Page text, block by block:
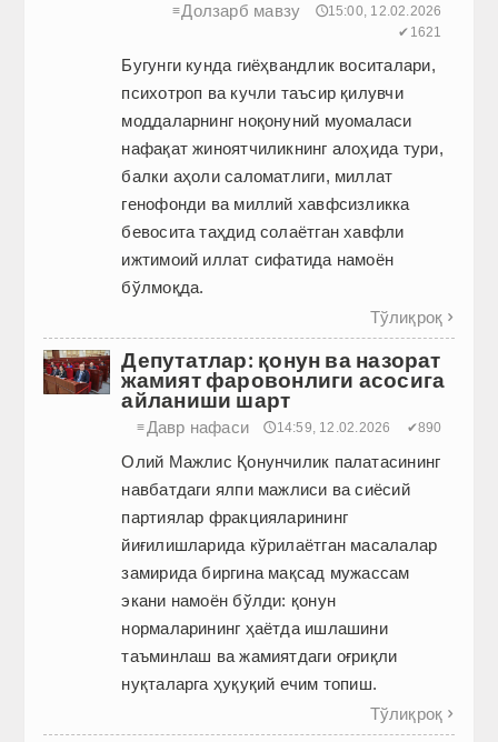
≡Долзарб мавзу
🕔15:00, 12.02.2026
✔1621
Бугунги кунда гиёҳвандлик воситалари,
психотроп ва кучли таъсир қилувчи
моддаларнинг ноқонуний муомаласи
нафақат жиноятчиликнинг алоҳида тури,
балки аҳоли саломатлиги, миллат
генофонди ва миллий хавфсизликка
бевосита таҳдид солаётган хавфли
ижтимоий иллат сифатида намоён
бўлмоқда.
Тўлиқроқ 
Депутатлар: қонун ва назорат
жамият фаровонлиги асосига
айланиши шарт
≡ Давр нафаси 🕔14:59, 12.02.2026 ✔890
Олий Мажлис Қонунчилик палатасининг
навбатдаги ялпи мажлиси ва сиёсий
партиялар фракцияларининг
йиғилишларида кўрилаётган масалалар
замирида биргина мақсад мужассам
экани намоён бўлди: қонун
нормаларининг ҳаётда ишлашини
таъминлаш ва жамиятдаги оғриқли
нуқталарга ҳуқуқий ечим топиш.
Тўлиқроқ 